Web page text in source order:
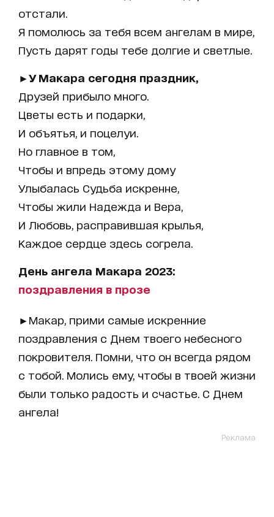
отстали.
Я помолюсь за тебя всем ангелам в мире,
Пусть дарят годы тебе долгие и светлые.
►У Макара сегодня праздник,
Друзей прибыло много.
Цветы есть и подарки,
И объятья, и поцелуи.
Но главное в том,
Чтобы и впредь этому дому
Улыбалась Судьба искренне,
Чтобы жили Надежда и Вера,
И Любовь, расправившая крылья,
Каждое сердце здесь согрела.
День ангела Макара 2023:
поздравления в прозе
►Макар, прими самые искренние
поздравления с Днем твоего небесного
покровителя. Помни, что он всегда рядом
с тобой. Молись ему, чтобы в твоей жизни
были только радость и счастье. С Днем
ангела!
Реклама